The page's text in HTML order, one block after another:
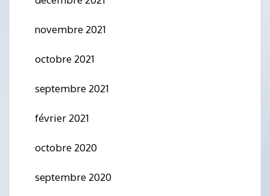
novembre 2021
octobre 2021
septembre 2021
février 2021
octobre 2020
septembre 2020